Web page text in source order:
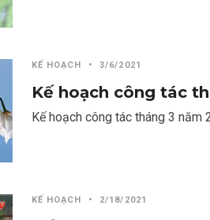
KẾ HOẠCH • 3/6/2021
Kế hoạch công tác
Kế hoạch công tác tháng 3 năm
KẾ HOẠCH • 2/18/2021